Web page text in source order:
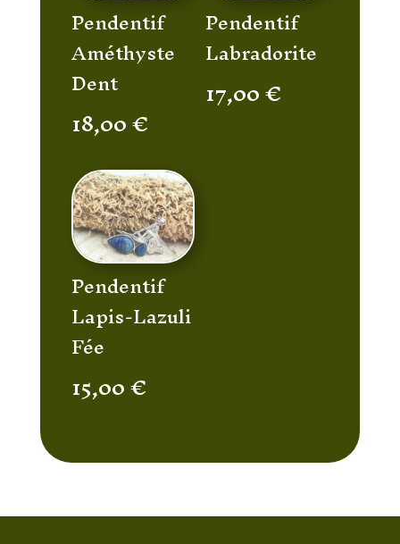
Pendentif
Améthyste
Dent
18,00€
Pendentif
Labradorite
17,00€
Pendentif
Lapis-Lazuli
Fée
15,00€